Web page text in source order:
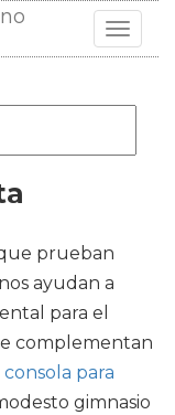
Toggle
prueban
nos ayudan a
para el
complementan
consola para
gimnasio